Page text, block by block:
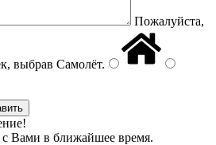
Пожалуйста,
выбрав Самолёт.
Вами в ближайшее время.